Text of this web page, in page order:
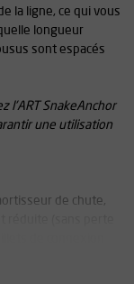
la ligne, ce qui vous
longueur
sont espacés
l'ART SnakeAnchor
une utilisation
de chute,
en cas de